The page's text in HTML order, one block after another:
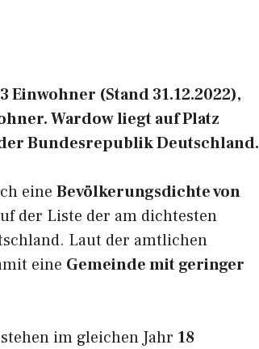
Einwohner (Stand 31.12.2022),
Wardow liegt auf Platz
Bundesrepublik Deutschland.
eine Bevölkerungsdichte von
der Liste der am dichtesten
Laut der amtlichen
eine Gemeinde mit geringer
im gleichen Jahr 18